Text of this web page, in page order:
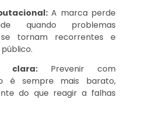
A marca perde
quando problemas
tornam recorrentes e
Prevenir com
é sempre mais barato,
do que reagir a falhas